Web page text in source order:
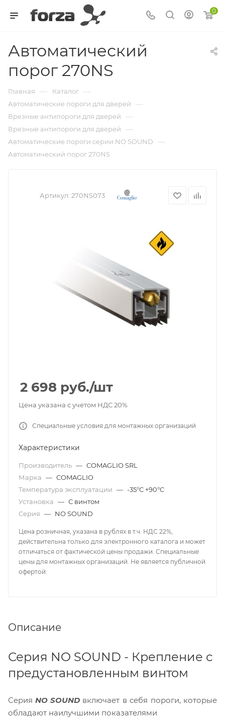
0
Автоматический
порог 270NS
Главная — Каталог —
Автоматические пороги для дверей —
Врезные антипороги для дверей —
Врезные антипороги для дверей —
Автоматические пороги серии NO SOUND —
Автоматический порог 270NS
Артикул: 270NS073
2 698 руб./шт
Цена указана с учетом НДС 20%
Специальные условия для монтажных организаций
Характеристики
Производитель — COMAGLIO SRL
Марка — COMAGLIO
Температура эксплуатации — -35°С +90°С
Установка — С винтом
Серия — NO SOUND
Цена розничная, указана в рублях в т.ч. НДС 22%,
действительна только для электронного каталога и может
отличаться от фактической цены продажи. Специальные
цены для монтажных организаций. Не является публичной
офертой.
Описание
Серия NO SOUND - Крепление с
предустановленным винтом
Серия NO SOUND включает в себя пороги, которые
обладают наилучшими показателями